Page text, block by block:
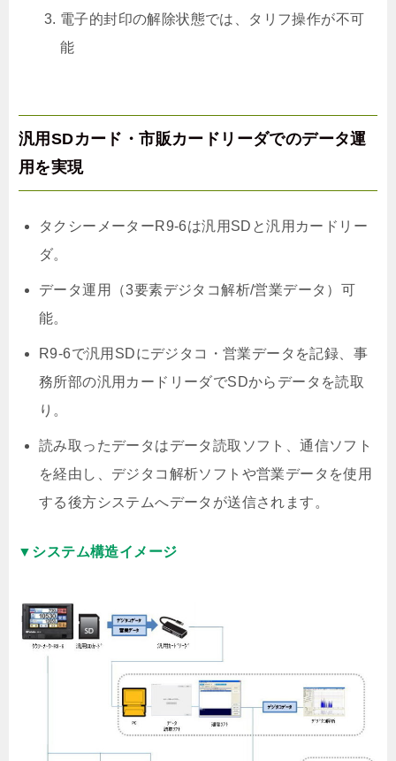
電子的封印の解除状態では、タリフ操作が不可
能
汎用SDカード・市販カードリーダでのデータ運
用を実現
タクシーメーターR9-6は汎用SDと汎用カードリー
ダ。
データ運用（3要素デジタコ解析/営業データ）可
能。
R9-6で汎用SDにデジタコ・営業データを記録、事
務所部の汎用カードリーダでSDからデータを読取
り。
読み取ったデータはデータ読取ソフト、通信ソフト
を経由し、デジタコ解析ソフトや営業データを使用
する後方システムへデータが送信されます。
▼システム構造イメージ